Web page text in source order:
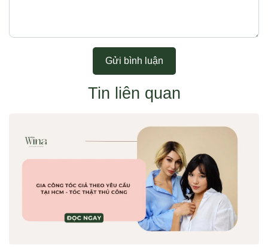
Gửi bình luận
Tin liên quan